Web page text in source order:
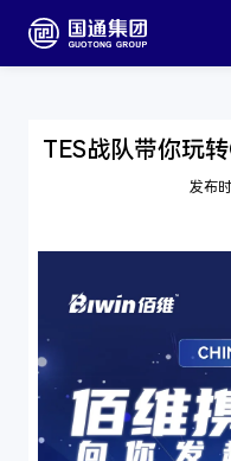
TES战队带你玩
发布